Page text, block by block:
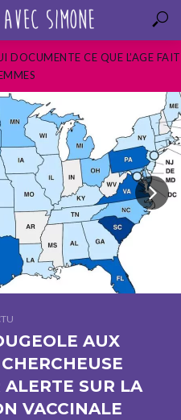
DOCUMENTE CE QUE L’AGE FAIT
AUX
SUR LA
VACCINALE